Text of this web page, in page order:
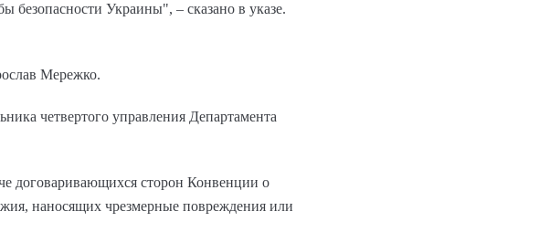
безопасности Украины", – сказано в указе.
Мережко.
четвертого управления Департамента
договаривающихся сторон Конвенции о
наносящих чрезмерные повреждения или